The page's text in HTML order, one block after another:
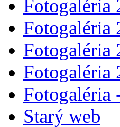
Fotogaléria
Fotogaléria
Fotogaléria
Fotogaléria
Fotogaléria
Starý web